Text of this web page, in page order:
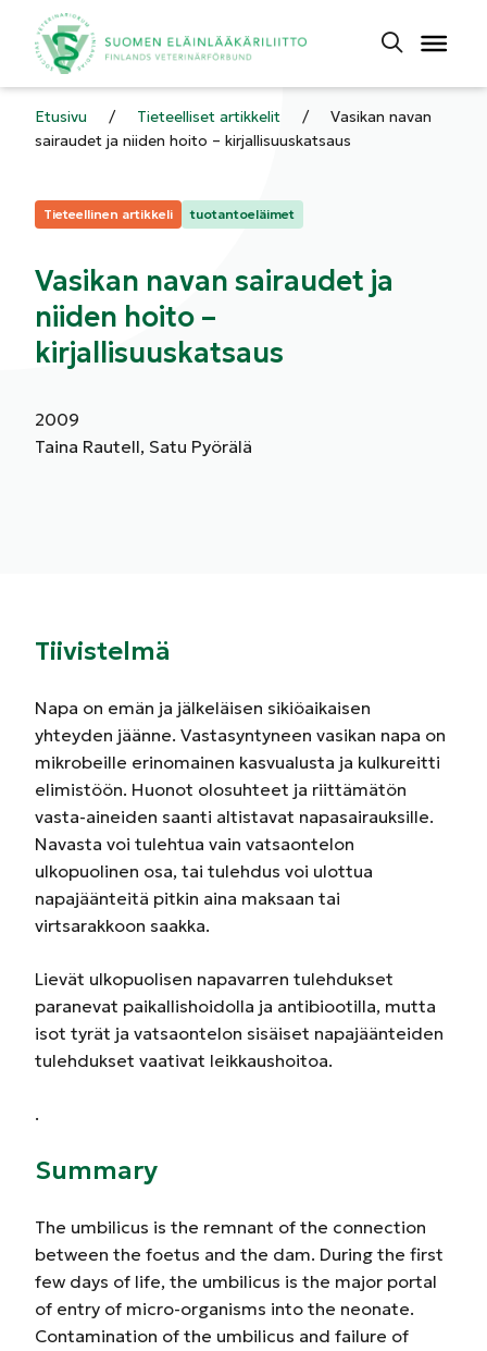
Etusivu / Tieteelliset artikkelit /
Vasikan navan
sairaudet ja niiden hoito – kirjallisuuskatsaus
Kategoriat:
Tieteellinen artikkeli tuotantoeläimet
Vasikan navan sairaudet ja
niiden hoito –
kirjallisuuskatsaus
2009
Taina Rautell, Satu Pyörälä
Tiivistelmä
Napa on emän ja jälkeläisen sikiöaikaisen
yhteyden jäänne. Vastasyntyneen vasikan napa on
mikrobeille erinomainen kasvualusta ja kulkureitti
elimistöön. Huonot olosuhteet ja riittämätön
vasta-aineiden saanti altistavat napasairauksille.
Navasta voi tulehtua vain vatsaontelon
ulkopuolinen osa, tai tulehdus voi ulottua
napajäänteitä pitkin aina maksaan tai
virtsarakkoon saakka.
Lievät ulkopuolisen napavarren tulehdukset
paranevat paikallishoidolla ja antibiootilla, mutta
isot tyrät ja vatsaontelon sisäiset napajäänteiden
tulehdukset vaativat leikkaushoitoa.
.
Summary
The umbilicus is the remnant of the connection
between the foetus and the dam. During the first
few days of life, the umbilicus is the major portal
of entry of micro-organisms into the neonate.
Contamination of the umbilicus and failure of